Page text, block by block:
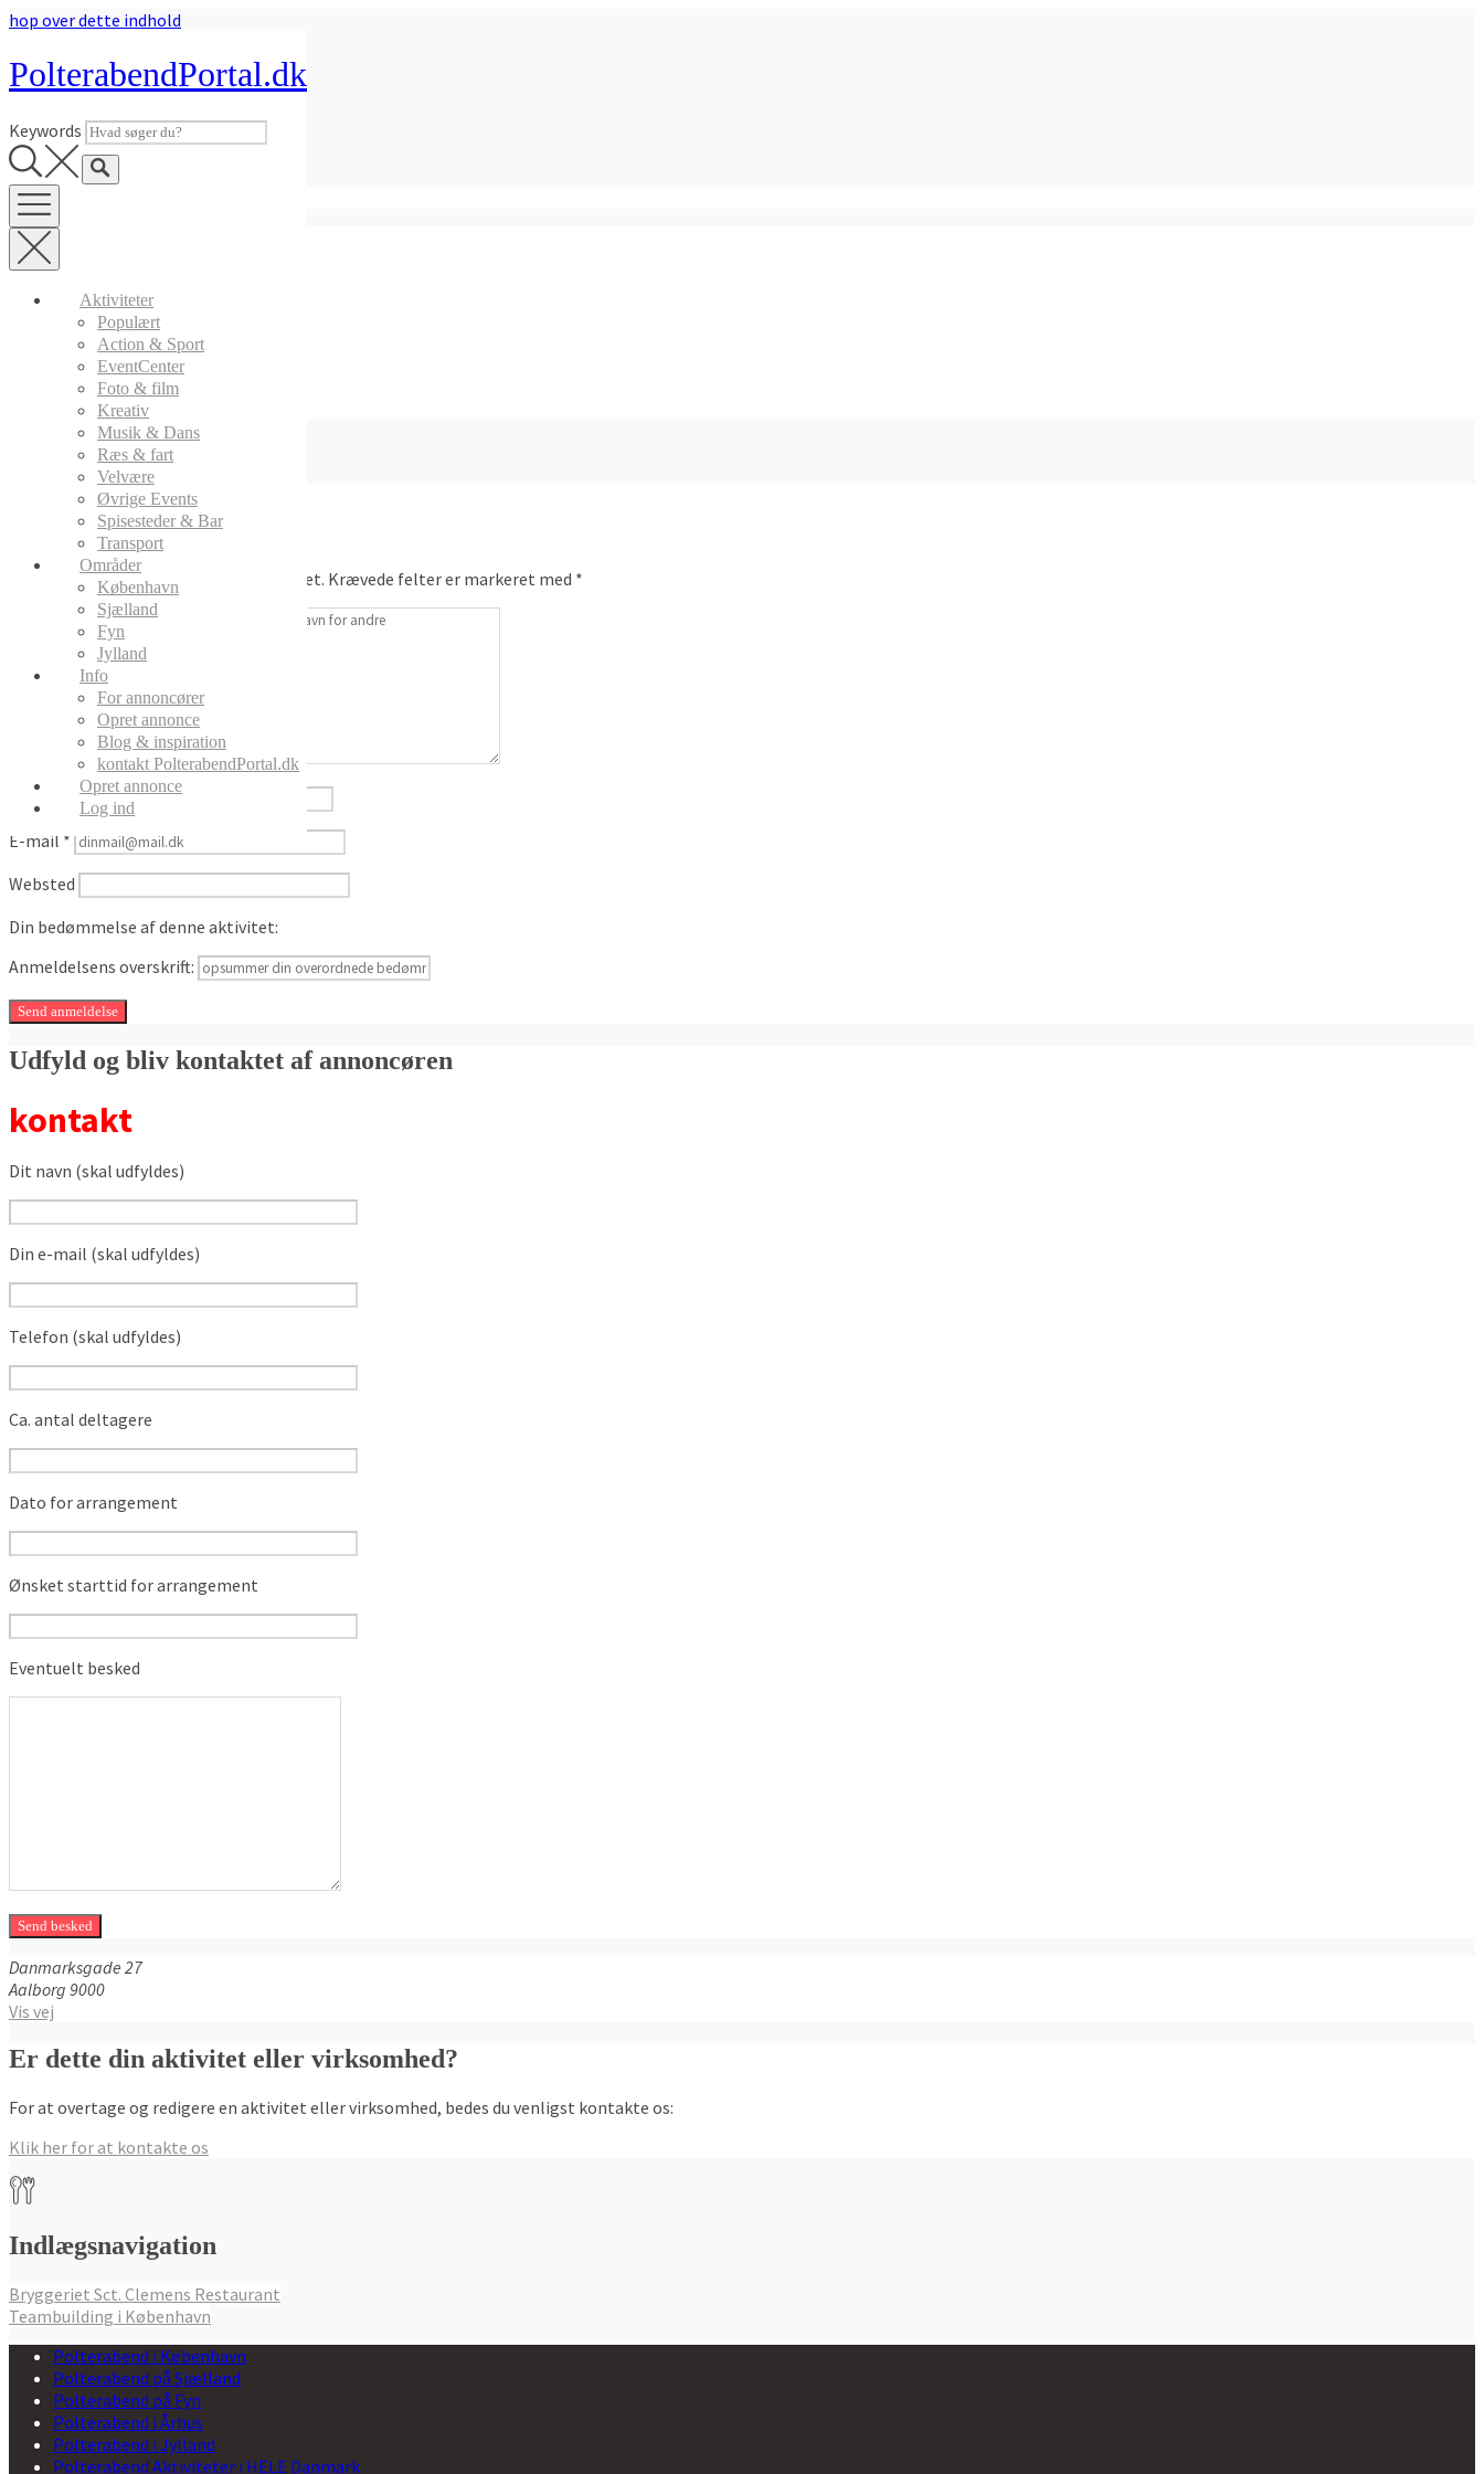
hop over dette indhold
PolterabendPortal.dk
Keywords
Aktiviteter
Populært
Action & Sport
EventCenter
Foto & film
Kreativ
Musik & Dans
Ræs & fart
Velvære
Øvrige Events
Spisesteder & Bar
Transport
Områder
København
Sjælland
Fyn
Jylland
Info
For annoncører
Opret annonce
Blog & inspiration
kontakt PolterabendPortal.dk
Opret annonce
Log ind
Restaurant Bones Aalborg
Get a taste of the old american
9817 1000www.bones.dk
Godt kød til en fornuftig pris.
Billede galleri
Skriv en anmeldelseAnmeldelse
Del
Bedøm denne aktivitet
Login på PolterabendPortal med:
Din e-mailadresse vil ikke blive publiceret. Krævede felter er markeret med *
Din anmeldelse
E-mail *
Websted
Din bedømmelse af denne aktivitet:
Anmeldelsens overskrift:
Udfyld og bliv kontaktet af annoncøren
kontakt
Dit navn (skal udfyldes)
Din e-mail (skal udfyldes)
Telefon (skal udfyldes)
Ca. antal deltagere
Dato for arrangement
Ønsket starttid for arrangement
Eventuelt besked
Danmarksgade 27
Aalborg 9000
Vis vej
Er dette din aktivitet eller virksomhed?
For at overtage og redigere en aktivitet eller virksomhed, bedes du venligst kontakte os:
Klik her for at kontakte os
Indlægsnavigation
Bryggeriet Sct. Clemens Restaurant
Teambuilding i København
Polterabend i København
Polterabend på Sjælland
Polterabend på Fyn
Polterabend i Århus
Polterabend i Jylland
Polterabend Aktiviteter i HELE Danmark